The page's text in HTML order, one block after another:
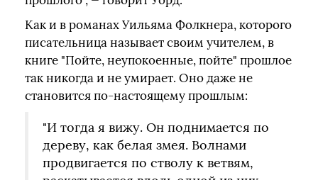
Как и в романах Уильяма Фолкнера, которого
писательница называет своим учителем, в
книге "Пойте, неупокоенные, пойте" прошлое
так никогда и не умирает. Оно даже не
становится по-настоящему прошлым:
"И тогда я вижу. Он поднимается по
дереву, как белая змея. Волнами
продвигается по стволу к ветвям,